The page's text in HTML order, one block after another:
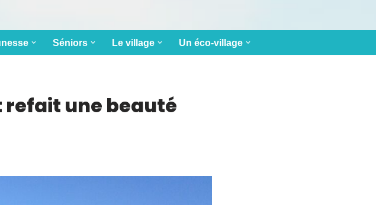
Séniors Le village Un éco-village
refait une beauté